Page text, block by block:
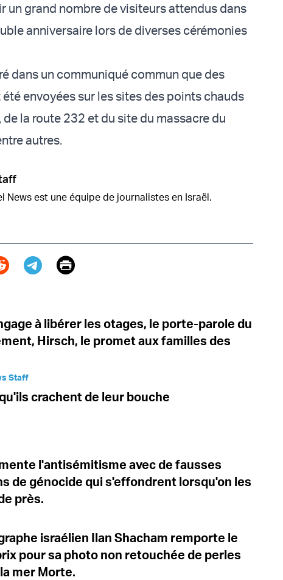
un grand nombre de visiteurs attendus dans
anniversaire lors de diverses cérémonies
dans un communiqué commun que des
envoyées sur les sites des points chauds
la route 232 et du site du massacre du
autres.
News est une équipe de journalistes en Israël.
Print
à libérer les otages, le porte-parole du
Hirsch, le promet aux familles des
Staff
crachent de leur bouche
l'antisémitisme avec de fausses
de génocide qui s'effondrent lorsqu'on les
près.
israélien Ilan Shacham remporte le
pour sa photo non retouchée de perles
mer Morte.